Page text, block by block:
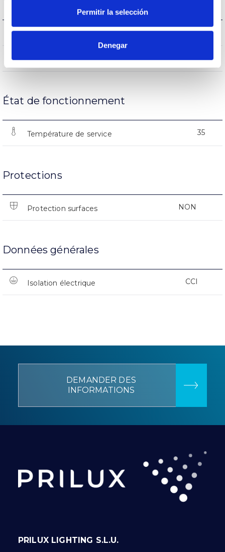
Permitir la selección
Denegar
Heures de vie (L70B50>)25.000h
Nº d’allumages 12500
État de fonctionnement
Température de service 35
Protections
Protection surfaces NON
Données générales
Isolation électrique CCI
DEMANDER DES
INFORMATIONS
PRILUX LIGHTING S.L.U.